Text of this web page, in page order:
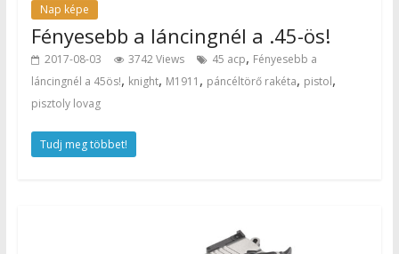
Nap képe
Fényesebb a láncingnél a .45-ös!
2017-08-03 3742 Views 45 acp, Fényesebb a
láncingnél a 45ös!, knight, M1911 , páncéltörő rakéta, pistol,
pisztoly lovag
Tudj meg többet!